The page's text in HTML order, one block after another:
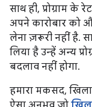
साथ ही, प्रोग्राम
अपने कारोबार को
लेना ज़रूरी नहीं है.
लिया है उन्हें अन्य
बदलाव नहीं होगा.
हमारा मकसद,